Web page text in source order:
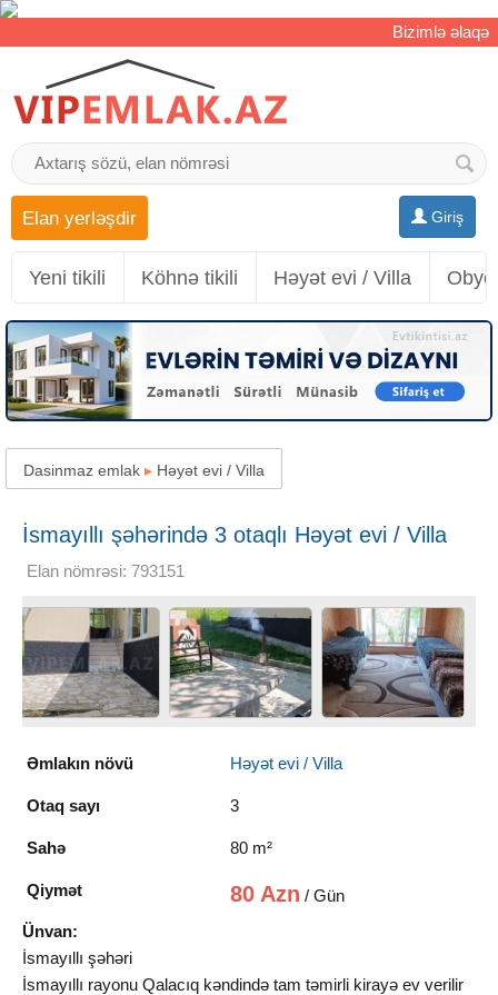
Bizimlə əlaqə
Giriş
Elan yerləşdir
Yeni tikili Köhnə tikili Həyət evi / Villa
Dasinmaz emlak ▸ Həyət evi / Villa
İsmayıllı şəhərində 3 otaqlı Həyət evi / Villa
Kirayə verilir, 80 m²
Elan nömrəsi: 793151
Əmlakın növü Həyət evi / Villa
Otaq sayı 3
Sahə 80 m²
Qiymət 80 Azn / Gün
Ünvan:
İsmayıllı şəhəri
İsmayıllı rayonu Qalacıq kəndində tam təmirli kirayə ev verilir